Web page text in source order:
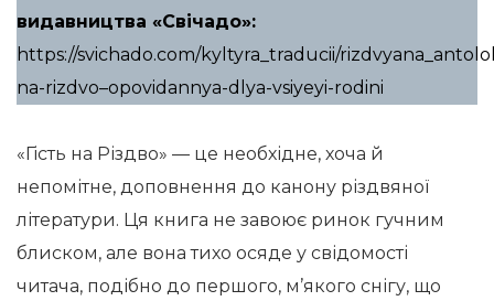
видавництва «Свічадо»:
https://svichado.com/kyltyra_traducii/
na-rizdvo–opovidannya-dlya-vsiyeyi-rodini
«Гість на Різдво» — це необхідне, хоча й
непомітне, доповнення до канону різдвяної
літератури. Ця книга не завоює ринок гучним
блиском, але вона тихо осяде у свідомості
читача, подібно до першого, м’якого снігу, що